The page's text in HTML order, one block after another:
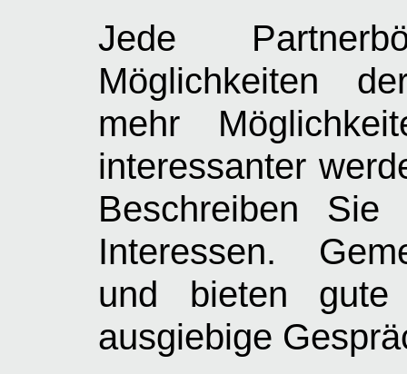
Jede
Möglichkeiten
mehr
interessanter
Beschreiben
Interessen.
und bieten gute
ausgiebige